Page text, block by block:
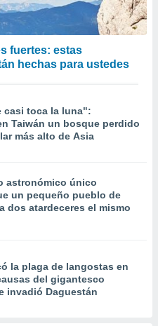
fuertes: estas
hechas para ustedes
casi toca la luna":
Taiwán un bosque perdido
más alto de Asia
astronómico único
un pequeño pueblo de
dos atardeceres el mismo
la plaga de langostas en
del gigantesco
invadió Daguestán